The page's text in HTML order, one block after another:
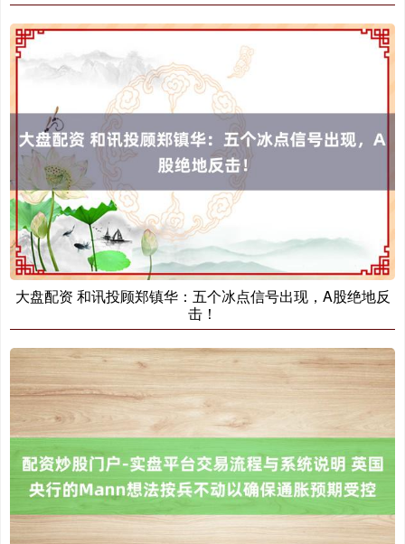
大盘配资 和讯投顾郑镇华：五个冰点信号出现，A股绝地反
击！